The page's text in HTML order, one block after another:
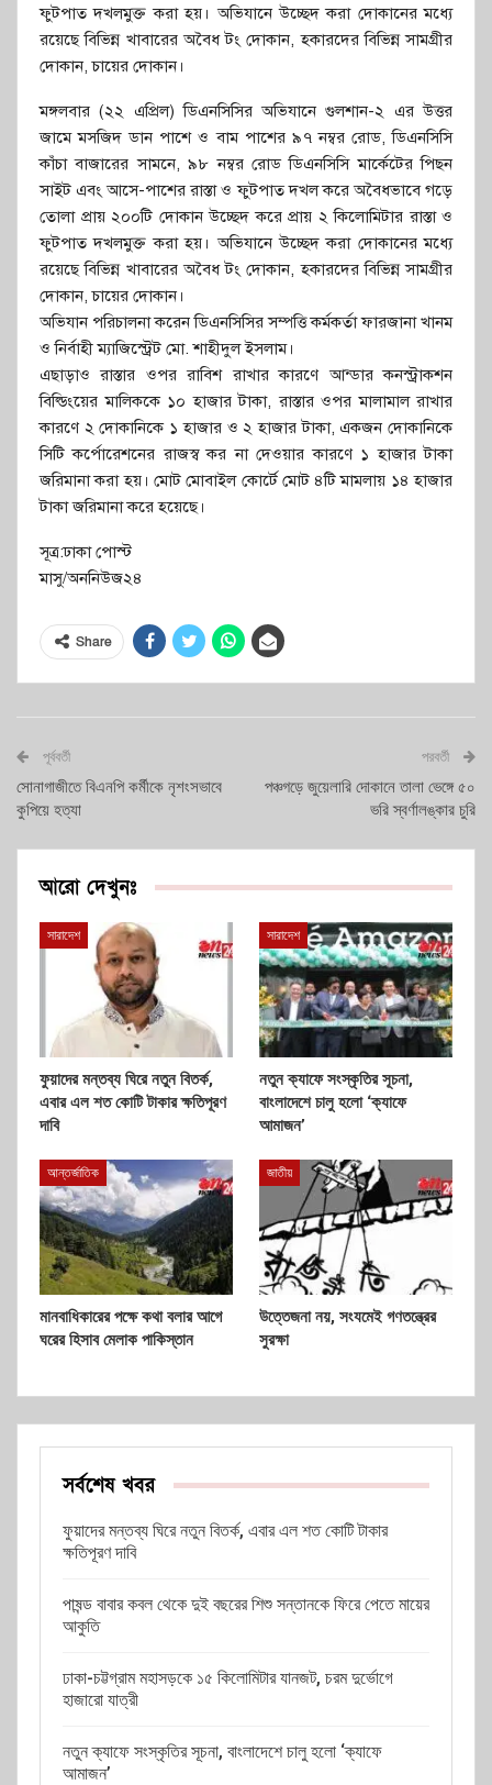
ফুটপাত দখলমুক্ত করা হয়। অভিযানে উচ্ছেদ করা দোকানের মধ্যে
রয়েছে বিভিন্ন খাবারের অবৈধ টং দোকান, হকারদের বিভিন্ন সামগ্রীর
দোকান, চায়ের দোকান।
মঙ্গলবার (২২ এপ্রিল) ডিএনসিসির অভিযানে গুলশান-২ এর উত্তর
জামে মসজিদ ডান পাশে ও বাম পাশের ৯৭ নম্বর রোড, ডিএনসিসি
কাঁচা বাজারের সামনে, ৯৮ নম্বর রোড ডিএনসিসি মার্কেটের পিছন
সাইট এবং আসে-পাশের রাস্তা ও ফুটপাত দখল করে অবৈধভাবে গড়ে
তোলা প্রায় ২০০টি দোকান উচ্ছেদ করে প্রায় ২ কিলোমিটার রাস্তা ও
ফুটপাত দখলমুক্ত করা হয়। অভিযানে উচ্ছেদ করা দোকানের মধ্যে
রয়েছে বিভিন্ন খাবারের অবৈধ টং দোকান, হকারদের বিভিন্ন সামগ্রীর
দোকান, চায়ের দোকান।
অভিযান পরিচালনা করেন ডিএনসিসির সম্পত্তি কর্মকর্তা ফারজানা খানম
ও নির্বাহী ম্যাজিস্ট্রেট মো. শাহীদুল ইসলাম।
এছাড়াও রাস্তার ওপর রাবিশ রাখার কারণে আন্ডার কনস্ট্রাকশন
বিল্ডিংয়ের মালিককে ১০ হাজার টাকা, রাস্তার ওপর মালামাল রাখার
কারণে ২ দোকানিকে ১ হাজার ও ২ হাজার টাকা, একজন দোকানিকে
সিটি কর্পোরেশনের রাজস্ব কর না দেওয়ার কারণে ১ হাজার টাকা
জরিমানা করা হয়। মোট মোবাইল কোর্টে মোট ৪টি মামলায় ১৪ হাজার
টাকা জরিমানা করে হয়েছে।
সূত্র:ঢাকা পোস্ট
মাসু/অননিউজ২৪
Share
পূর্ববর্তী
সোনাগাজীতে বিএনপি কর্মীকে নৃশংসভাবে
কুপিয়ে হত্যা
পরবর্তী
পঞ্চগড়ে জুয়েলারি দোকানে তালা ভেঙ্গে ৫০
ভরি স্বর্ণালঙ্কার চুরি
আরো দেখুনঃ
সারাদেশ
ফুয়াদের মন্তব্য ঘিরে নতুন বিতর্ক,
এবার এল শত কোটি টাকার ক্ষতিপূরণ
দাবি
সারাদেশ
নতুন ক্যাফে সংস্কৃতির সূচনা,
বাংলাদেশে চালু হলো ‘ক্যাফে
আমাজন’
আন্তর্জাতিক
মানবাধিকারের পক্ষে কথা বলার আগে
ঘরের হিসাব মেলাক পাকিস্তান
জাতীয়
উত্তেজনা নয়, সংযমেই গণতন্ত্রের
সুরক্ষা
সর্বশেষ খবর
ফুয়াদের মন্তব্য ঘিরে নতুন বিতর্ক, এবার এল শত কোটি টাকার
ক্ষতিপূরণ দাবি
পাষন্ড বাবার কবল থেকে দুই বছরের শিশু সন্তানকে ফিরে পেতে মায়ের
আকুতি
ঢাকা-চট্টগ্রাম মহাসড়কে ১৫ কিলোমিটার যানজট, চরম দুর্ভোগে
হাজারো যাত্রী
নতুন ক্যাফে সংস্কৃতির সূচনা, বাংলাদেশে চালু হলো ‘ক্যাফে
আমাজন’